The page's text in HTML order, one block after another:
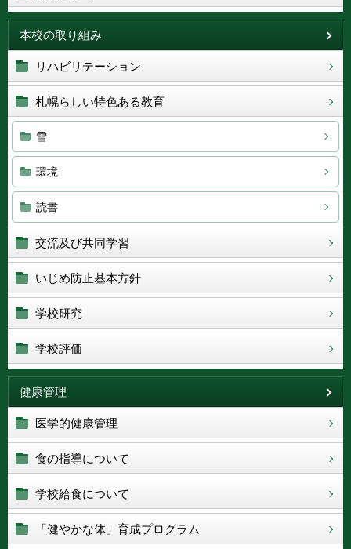
本校の取り組み
リハビリテーション
札幌らしい特色ある教育
雪
環境
読書
交流及び共同学習
いじめ防止基本方針
学校研究
学校評価
健康管理
医学的健康管理
食の指導について
学校給食について
「健やかな体」育成プログラム